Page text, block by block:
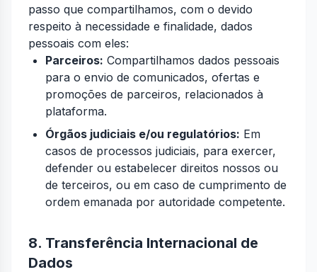
passo que compartilhamos, com o devido
respeito à necessidade e finalidade, dados
pessoais com eles:
Parceiros: Compartilhamos dados pessoais
para o envio de comunicados, ofertas e
promoções de parceiros, relacionados à
plataforma.
Órgãos judiciais e/ou regulatórios: Em
casos de processos judiciais, para exercer,
defender ou estabelecer direitos nossos ou
de terceiros, ou em caso de cumprimento de
ordem emanada por autoridade competente.
8. Transferência Internacional de
Dados